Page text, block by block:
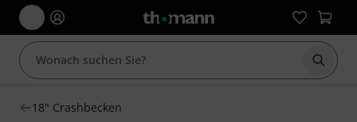
Suche
18" Crashbecken